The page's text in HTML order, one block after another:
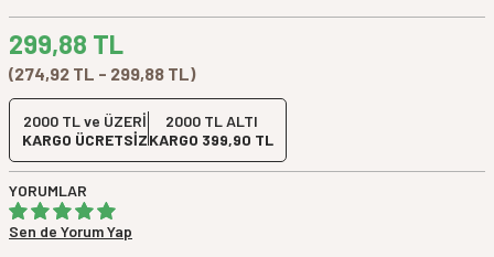
299,88 TL
(274,92 TL - 299,88 TL)
2000 TL ve ÜZERİ
KARGO ÜCRETSİZ
2000 TL ALTI
KARGO 399,90 TL
YORUMLAR
Sen de Yorum Yap